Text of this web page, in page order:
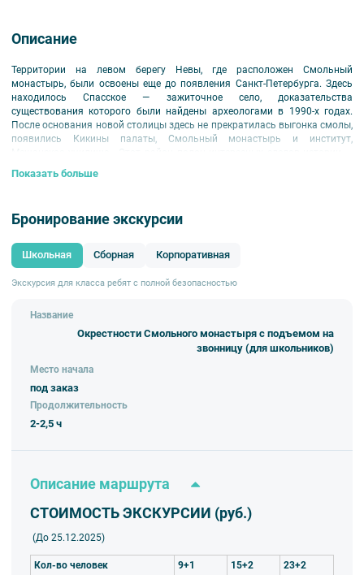
Описание
Территории на левом берегу Невы, где расположен Смольный
монастырь, были освоены еще до появления Санкт-Петербурга. Здесь
находилось Спасское — зажиточное село, доказательства
существования которого были найдены археологами в 1990-х годах.
После основания новой столицы здесь не прекратилась выгонка смолы,
появились Кикины палаты, Смольный монастырь и институт,
архитектуры среди зданий петровской эпохи, судьба Смольного во
По завершении экскурсии вы сможете подняться на самую высокую
официальную
смотровую площадку города — звонницу Смольного
собора, откуда открывается великолепный вид на Неву, комплекс
монастыря и его окрестности.
Показать больше
Бронирование экскурсии
Школьная Сборная Корпоративная
Экскурсия для класса ребят с полной безопасностью
Название
Окрестности Смольного монастыря с подъемом на
звонницу (для школьников)
Место начала
под заказ
Продолжительность
2-2,5 ч
Описание маршрута
СТОИМОСТЬ ЭКСКУРСИИ (руб.)
(До 25.12.2025)
Кол-во человек 9+1 15+2
23+2